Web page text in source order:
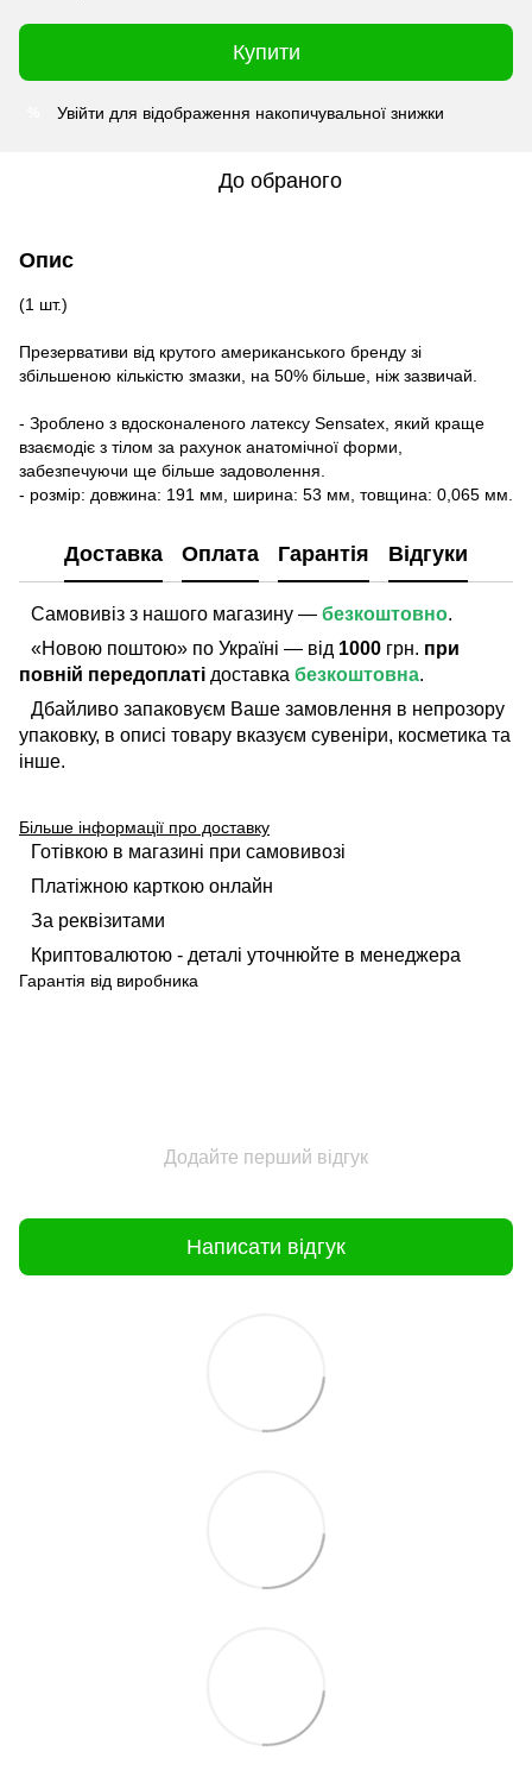
Купити
Увійти для відображення накопичувальної знижки
До обраного
Опис
(1 шт.)
Презервативи від крутого американського бренду зі
збільшеною кількістю змазки, на 50% більше, ніж зазвичай.
- Зроблено з вдосконаленого латексу Sensatex, який краще
взаємодіє з тілом за рахунок анатомічної форми,
забезпечуючи ще більше задоволення.
- розмір: довжина: 191 мм, ширина: 53 мм, товщина: 0,065 мм.
Доставка Оплата Гарантія Відгуки
Самовивіз з нашого магазину — безкоштовно.
«Новою поштою» по Україні — від 1000 грн. при
повній передоплаті доставка безкоштовна.
Дбайливо запаковуєм Ваше замовлення в непрозору
упаковку, в описі товару вказуєм сувеніри, косметика та
інше.
Більше інформації про доставку
Готівкою в магазині при самовивозі
Платіжною карткою онлайн
За реквізитами
Криптовалютою - деталі уточнюйте в менеджера
Гарантія від виробника
Додайте перший відгук
Написати відгук